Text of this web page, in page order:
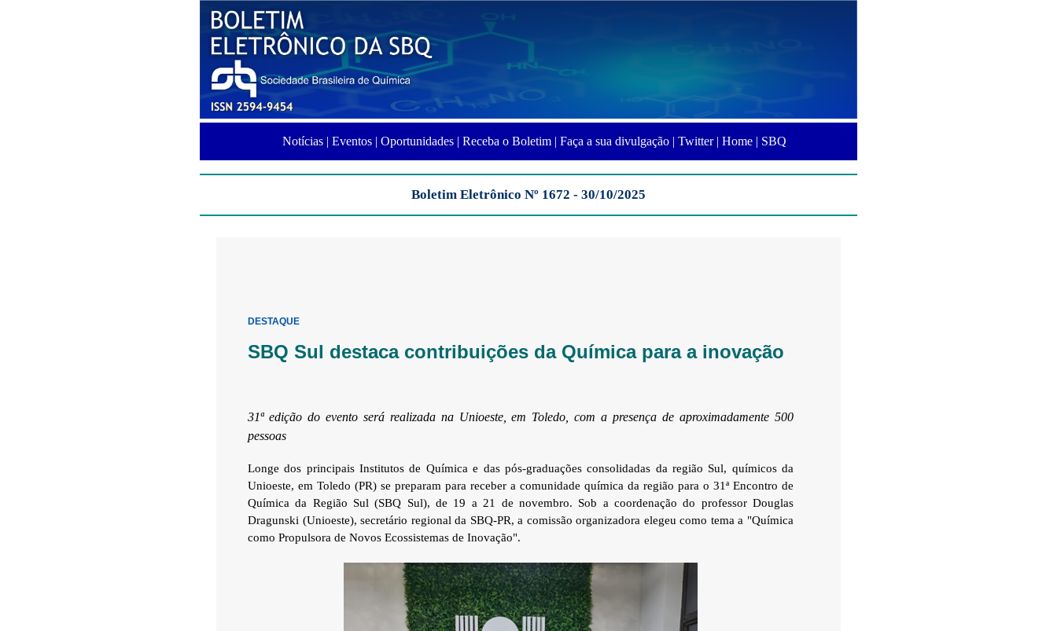
Notícias | Eventos | Oportunidades | Receba o Boletim | Faça a sua divulgação | Twitter | Home | SBQ
Boletim Eletrônico Nº 1672 - 30/10/2025
DESTAQUE
SBQ Sul destaca contribuições da Química para a inovação
31ª edição do evento será realizada na Unioeste, em Toledo, com a presença de aproximadamente 500
pessoas
Longe dos principais Institutos de Química e das pós-graduações consolidadas da região Sul, químicos da
Unioeste, em Toledo (PR) se preparam para receber a comunidade química da região para o 31ª Encontro de
Química da Região Sul (SBQ Sul), de 19 a 21 de novembro. Sob a coordenação do professor Douglas
Dragunski (Unioeste), secretário regional da SBQ-PR, a comissão organizadora elegeu como tema a "Química
como Propulsora de Novos Ecossistemas de Inovação".